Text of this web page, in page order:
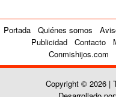
Portada Quiénes somos
Publicidad
Contacto
Conmishijos.com
Copyright © 2026 |